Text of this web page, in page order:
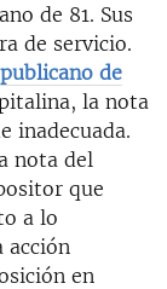
de 81. Sus
de servicio.
de
la nota
inadecuada.
nota del
que
a lo
acción
en